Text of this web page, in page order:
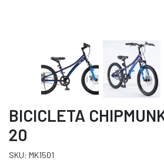
BICICLETA
20
SKU: MK1501